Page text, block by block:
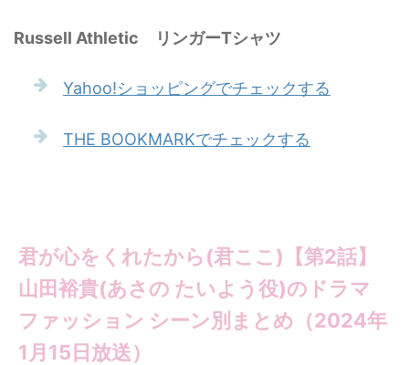
Russell Athletic リンガーTシャツ
Yahoo!ショッピングでチェックする
THE BOOKMARKでチェックする
君が心をくれたから(君ここ)【第2話】
山田裕貴(あさの たいよう役)のドラマ
ファッション シーン別まとめ（2024年
1月15日放送）